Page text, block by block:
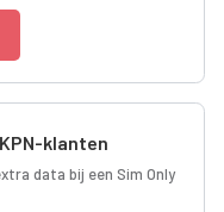
klanten
data bij een Sim Only